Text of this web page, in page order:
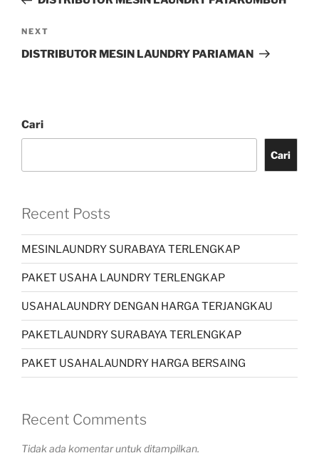
NEXT
DISTRIBUTOR MESIN LAUNDRY PARIAMAN
Cari
Cari
Recent Posts
MESINLAUNDRY SURABAYA TERLENGKAP
PAKET USAHA LAUNDRY TERLENGKAP
USAHALAUNDRY DENGAN HARGA TERJANGKAU
PAKETLAUNDRY SURABAYA TERLENGKAP
PAKET USAHALAUNDRY HARGA BERSAING
Recent Comments
Tidak ada komentar untuk ditampilkan.